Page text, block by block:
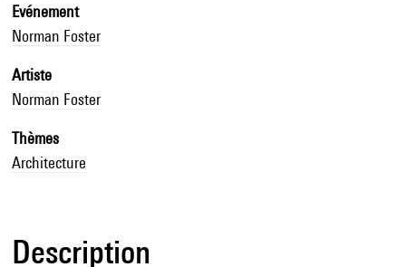
Evénement
Norman Foster
Artiste
Norman Foster
Thèmes
Architecture
Description